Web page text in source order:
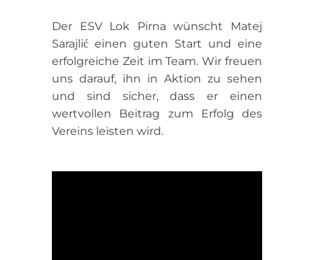
Der ESV Lok Pirna wünscht Matej
Sarajlić einen guten Start und eine
erfolgreiche Zeit im Team. Wir freuen
uns darauf, ihn in Aktion zu sehen
und sind sicher, dass er einen
wertvollen Beitrag zum Erfolg des
Vereins leisten wird.